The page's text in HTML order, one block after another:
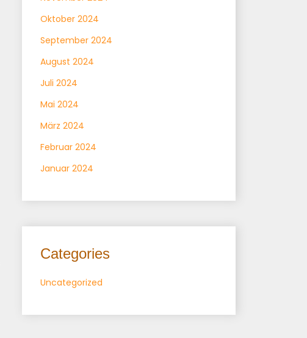
Oktober 2024
September 2024
August 2024
Juli 2024
Mai 2024
März 2024
Februar 2024
Januar 2024
Categories
Uncategorized